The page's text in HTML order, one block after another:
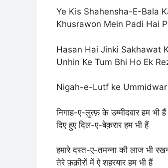
Ye Kis Shahensha-E-Bala
Khusrawon Mein Padi Hai
Hasan Hai Jinki Sakhawat
Unhin Ke Tum Bhi Ho Ek
Nigah-e-Lutf ke
निगाह-ए-लुत्फ़ के उम्मीदवार हम भी हैं
दिए हुए दिल-ए-बेक़रार हम भी हैं
हमारे दस्त-ए-तमन्ना की लाज भी
तेरे फ़क़ीरों में ऐ शहरयार हम भी हैं